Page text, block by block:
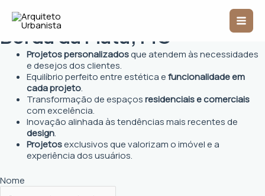
para
conteúdo
Main
Arquiteto Urbanista em
Borda da Mata, MG
Projetos personalizadosque atendem às necessidades
e desejos dos clientes.
Equilíbrio perfeito entre estética efuncionalidade em
cada projeto.
Transformação de espaçosresidenciais e comerciais
com excelência.
Inovação alinhada às tendências mais recentes de
design.
Projetosexclusivos que valorizam o imóvel e a
experiência dos usuários.
Nome